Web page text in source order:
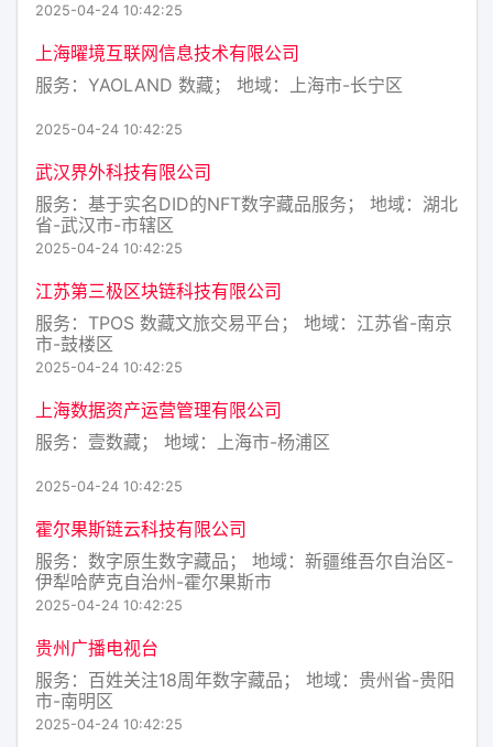
2025-04-24 10:42:25
上海曜境互联网信息技术有限公司
服务：YAOLAND 数藏； 地域：上海市-长宁区
2025-04-24 10:42:25
武汉界外科技有限公司
服务：基于实名DID的NFT数字藏品服务； 地域：湖北
省-武汉市-市辖区
2025-04-24 10:42:25
江苏第三极区块链科技有限公司
服务：TPOS 数藏文旅交易平台； 地域：江苏省-南京
市-鼓楼区
2025-04-24 10:42:25
上海数据资产运营管理有限公司
服务：壹数藏； 地域：上海市-杨浦区
2025-04-24 10:42:25
霍尔果斯链云科技有限公司
服务：数字原生数字藏品； 地域：新疆维吾尔自治区-
伊犁哈萨克自治州-霍尔果斯市
2025-04-24 10:42:25
贵州广播电视台
服务：百姓关注18周年数字藏品； 地域：贵州省-贵阳
市-南明区
2025-04-24 10:42:25